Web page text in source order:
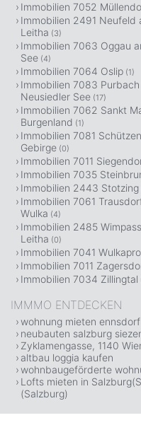
Immobilien 7052
Immobilien 2491 Neufeld
Leitha (3)
Immobilien 7063 Oggau
See (4)
Immobilien 7064 Oslip (1)
Immobilien 7083 Purbach
Neusiedler See (17)
Immobilien 7062 Sankt
Burgenland (1)
Immobilien 7081
Gebirge (0)
Immobilien 7011
Immobilien 7035
Immobilien 2443 Stotzing
Immobilien 7061
Wulka (4)
Immobilien 2485
Leitha (0)
Immobilien 7041
Immobilien 7011
Immobilien 7034 Zillingtal
IMMMO ENTDECKEN
wohnung mieten ennsdorf
neubauten salzburg
Zyklamengasse, 1140
altbau loggia kaufen
wohnbaugeförderte
Lofts mieten in
(Salzburg)